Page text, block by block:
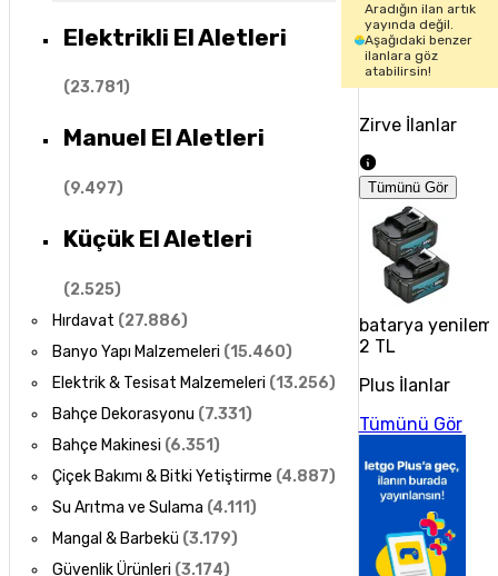
Elektrikli El Aletleri
(23.781)
Manuel El Aletleri
(9.497)
Küçük El Aletleri
(2.525)
Hırdavat (27.886)
Banyo Yapı Malzemeleri (15.460)
Elektrik & Tesisat Malzemeleri (13.256)
Bahçe Dekorasyonu (7.331)
Bahçe Makinesi (6.351)
Çiçek Bakımı & Bitki Yetiştirme (4.887)
Su Arıtma ve Sulama (4.111)
Mangal & Barbekü (3.179)
Güvenlik Ürünleri (3.174)
Aradığın ilan artık
yayında değil.
Aşağıdaki benzer
ilanlara göz
atabilirsin!
Zirve İlanlar
Tümünü Gör
batarya
2 TL
Plus İlanlar
Tümünü Gör